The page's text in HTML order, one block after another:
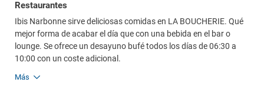
Restaurantes
Ibis Narbonne sirve deliciosas comidas en LA BOUCHERIE. Qué
mejor forma de acabar el día que con una bebida en el bar o
lounge. Se ofrece un desayuno bufé todos los días de 06:30 a
10:00 con un coste adicional.
Más